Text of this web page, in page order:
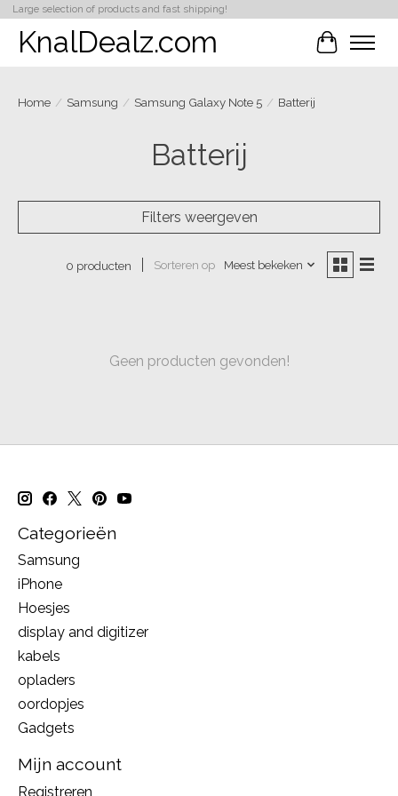
Large selection of products and fast shipping!
KnalDealz.com
Home / Samsung / Samsung Galaxy Note 5 / Batterij
Batterij
Filters weergeven
0 producten Sorteren op Meest bekeken
Geen producten gevonden!
Categorieën
Samsung
iPhone
Hoesjes
display and digitizer
kabels
opladers
oordopjes
Gadgets
Mijn account
Registreren